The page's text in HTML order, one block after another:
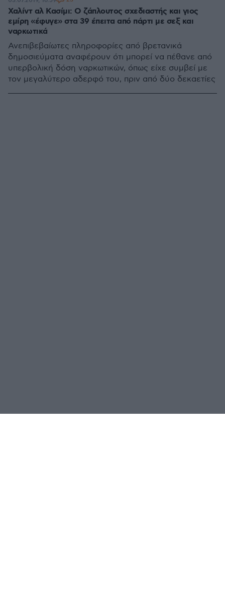
Χαλίντ αλ Κασίμι: Ο ζάπλουτος σχεδιαστής και γιος
εμίρη «έφυγε» στα 39 έπειτα από πάρτι με σεξ και
ναρκωτικά
Ανεπιβεβαίωτες πληροφορίες από βρετανικά
δημοσιεύματα αναφέρουν ότι μπορεί να πέθανε από
υπερβολική δόση ναρκωτικών, όπως είχε συμβεί με
τον μεγαλύτερο αδερφό του, πριν από δύο δεκαετίες